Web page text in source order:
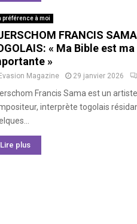
préférence à moi
FRANCIS
« Ma Bible est
»
Evasion Magazine 29 janvier 2026
Francis Sama est un
interprète togolais
Lire plus